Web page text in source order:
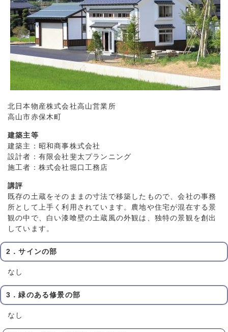
北日本物産株式会社高山営業所
高山市赤保木町
建築主等
建築主：昭和商事株式会社
設計者：有限会社斐太プランニング
施工者：株式会社堀口工務店
講評
既存の土蔵をそのままの寸法で移築したもので、会社の事務
所として上手く利用されています。農地や住宅が混在する景
観の中で、白い漆喰壁の土蔵風の外観は、独特の景観を創出
しています。
2．サインの部
なし
3．緑のある修景の部
なし